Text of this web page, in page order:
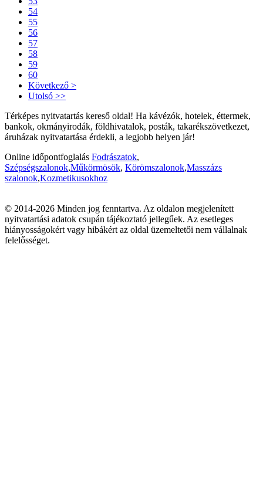
54
55
56
57
58
59
60
Következő >
Utolsó >>
Térképes nyitvatartás kereső oldal! Ha kávézók, hotelek, éttermek,
bankok, okmányirodák, földhivatalok, posták, takarékszövetkezet,
áruházak nyitvatartása érdekli, a legjobb helyen jár!
Online időpontfoglalás Fodrászatok,
Szépségszalonok,Műkörmösök, Körömszalonok,Masszázs
szalonok,Kozmetikusokhoz
© 2014-2026 Minden jog fenntartva. Az oldalon megjelenített
nyitvatartási adatok csupán tájékoztató jellegűek. Az esetleges
hiányosságokért vagy hibákért az oldal üzemeltetői nem vállalnak
felelősséget.